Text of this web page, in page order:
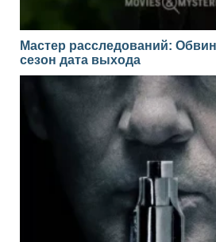
Мастер расследований:
сезон дата выхода